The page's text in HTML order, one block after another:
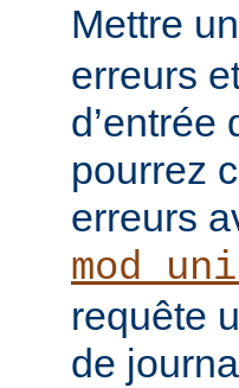
Mettre
erreurs
pourrez
erreurs
requête
de